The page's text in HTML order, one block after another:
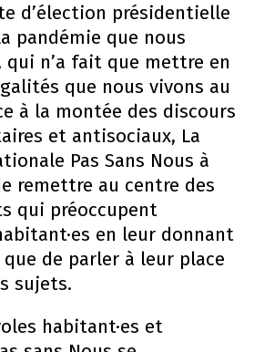
d’élection présidentielle
pandémie que nous
qui n’a fait que mettre en
que nous vivons au
à la montée des discours
et antisociaux, La
Pas Sans Nous à
remettre au centre des
qui préoccupent
en leur donnant
de parler à leur place
sujets.
habitant·es et